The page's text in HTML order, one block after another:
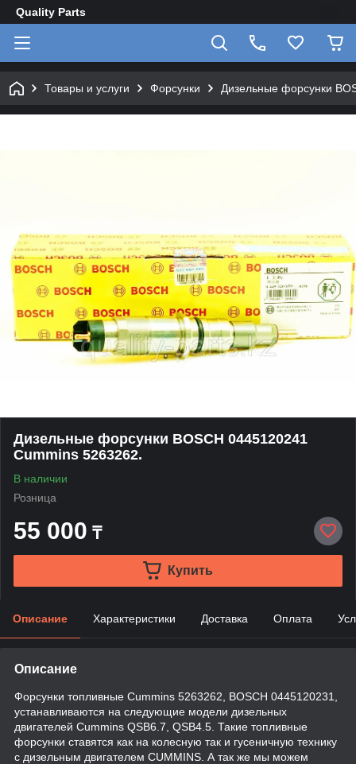
Quality Parts
Товары и услуги Форсунки Дизельные форсунки
Дизельные форсунки BOSCH 0445120241
Cummins 5263262.
В наличии
Розница
55 000 ₸
Купить
Описание Характеристики Доставка Оплата
Описание
Форсунки топливные Cummins 5263262, BOSCH 0445120231,
устанавливаются на следующие модели дизельных
двигателей Cummins QSB6.7, QSB4.5. Такие топливные
форсунки ставятся как на колесную так и гусеничную технику
с дизельным двигателем CUMMINS. А так же мы можем